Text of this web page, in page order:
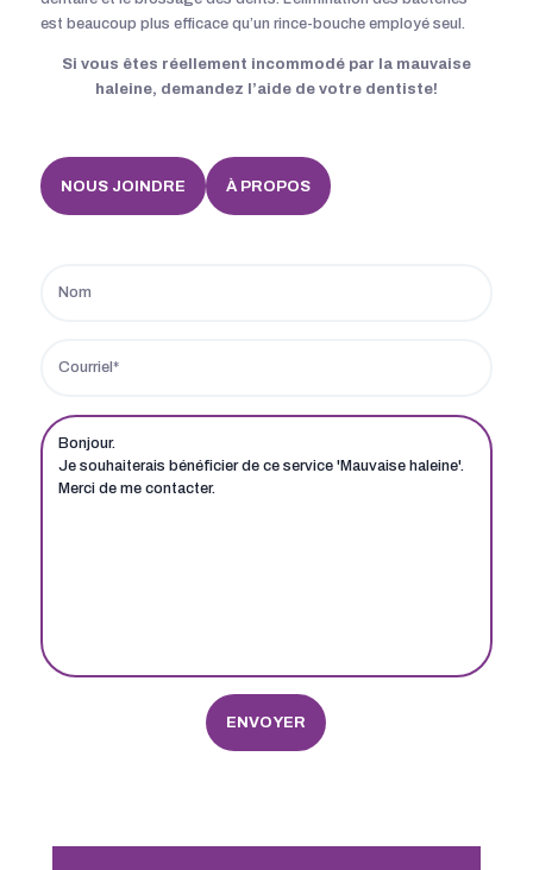
est beaucoup plus efficace qu’un rince-bouche employé seul.
Si vous êtes réellement incommodé par la mauvaise
haleine, demandez l’aide de votre dentiste!
NOUS JOINDRE À PROPOS